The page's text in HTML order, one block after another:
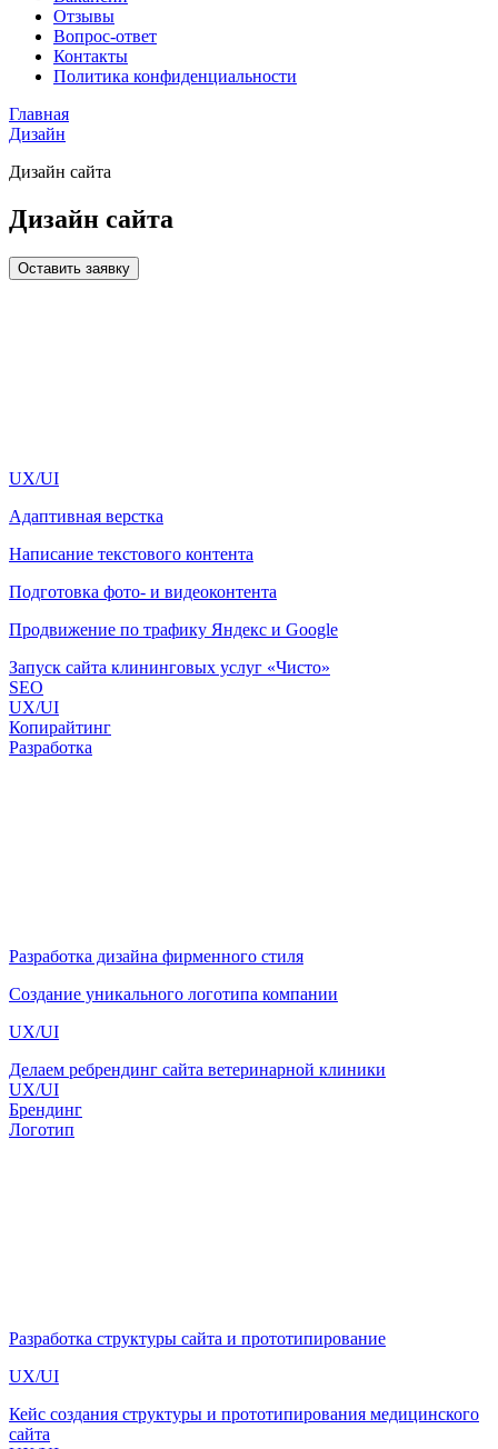
Отзывы
Вопрос-ответ
Контакты
Политика конфиденциальности
Главная
Дизайн
Дизайн сайта
Дизайн сайта
Оставить заявку
UX/UI
Адаптивная верстка
Написание текстового контента
Подготовка фото- и видеоконтента
Продвижение по трафику Яндекс и Google
Запуск сайта клининговых услуг «Чисто»
SEO
UX/UI
Копирайтинг
Разработка
Разработка дизайна фирменного стиля
Создание уникального логотипа компании
UX/UI
Делаем ребрендинг сайта ветеринарной клиники
UX/UI
Брендинг
Логотип
Разработка структуры сайта и прототипирование
UX/UI
Кейс создания структуры и прототипирования медицинского
сайта